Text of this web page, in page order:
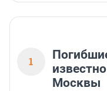
1
Москвы